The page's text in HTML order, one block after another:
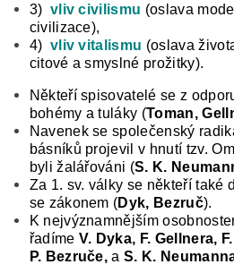
3) vliv civilismu (oslava
civilizace),
4) vliv vitalismu (oslava
citové a smyslné prožitky).
Někteří spisovatelé se z
bohémy a tuláky (Toman,
Navenek se společenský
básníků projevil v hnutí tzv.
byli žalářováni (S. K.
Za 1. sv. války se někteří také
se zákonem (Dyk, Bezruč).
K nejvýznamnějším
řadíme V. Dyka, F. Gellnera,
P. Bezruče,a S. K.